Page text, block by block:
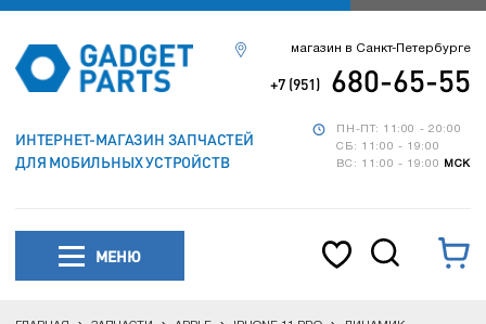
ИНТЕРНЕТ-МАГАЗИН ЗАПЧАСТЕЙ
ДЛЯ МОБИЛЬНЫХ УСТРОЙСТВ
ПН-ПТ: 11:00 - 20:00
СБ: 11:00 - 19:00
ВС: 11:00 - 19:00
МСК
магазин в Санкт-Петербурге
+7 (951) 680-65-55
МЕНЮ